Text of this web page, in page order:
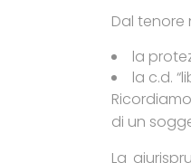
Dal tenore
la
la c.d.
di un
La